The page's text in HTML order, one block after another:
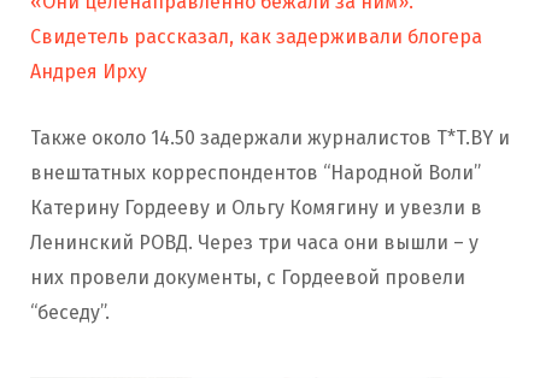
Свидетель рассказал, как задерживали блогера
Андрея Ирху
Также около 14.50 задержали журналистов T*T.BY и
внештатных корреспондентов “Народной Воли”
Катерину Гордееву и Ольгу Комягину и увезли в
Ленинский РОВД. Через три часа они вышли – у
них провели документы, с Гордеевой провели
“беседу”.